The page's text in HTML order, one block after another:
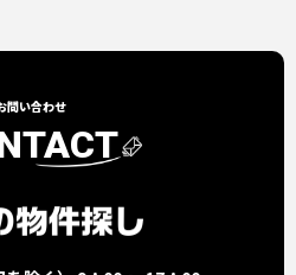
問い合わせ